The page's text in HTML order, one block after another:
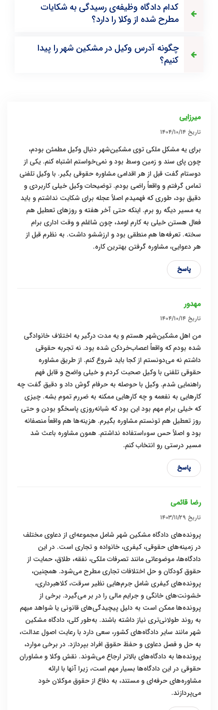
کدام دادگاه وظیفه‌ی رسیدگی به شکایات
مطرح شده از وکلا را دارد؟
چگونه آدرس وکیل در مشکین شهر را پیدا
کنیم؟
میرزایی
تاریخ ۱۴۰۴/۱۰/۱۴
برای یه مشکل ملکی توی مشکین‌شهر دنبال وکیل مطمئن بودم،
چون پای سند و زمین وسط بود و نمی‌خواستم اشتباه کنم. یکی از
دوستام گفت قبل از هر اقدامی مشاوره حقوقی بگیر. با وکیل تلفنی
تماس گرفتم و واقعاً راضی بودم. توضیحات وکیل خیلی کاربردی و
دقیق بود، طوری که فهمیدم اصلاً عجله برای شکایت نداشتم و باید
یه مسیر دیگه رو برم. اینکه حتی آخر هفته و روزهای تعطیل هم
فعال هستن خیلی به کارم اومد، چون شاغلم و وقت اداری برام
سخته. تعرفه‌ها هم منطقی بود و ارزششو داشت. به نظرم قبل از
هر دعوایی، مشاوره گرفتن بهترین کاره.
پاسخ
مهدور
تاریخ ۱۴۰۴/۱۰/۱۴
من اهل مشکین‌شهر هستم و یه مدت درگیر یه اختلاف خانوادگی
شده بودم که واقعاً اعصاب‌خردکن شده بود. نه تجربه حقوقی
داشتم نه می‌دونستم از کجا باید شروع کنم. از طریق مشاوره
حقوقی تلفنی با وکیل صحبت کردم و خیلی واضح و قابل فهم
راهنمایی شدم. وکیل با حوصله به حرفام گوش داد و دقیق گفت چه
کارهایی به نفعمه و چه کارهایی ممکنه به ضررم تموم بشه. چیزی
که خیلی برام مهم بود این بود که شبانه‌روزی پاسخگو بودن و حتی
روز تعطیل هم تونستم مشاوره بگیرم. هزینه‌ها هم واقعاً منصفانه
بود و اصلاً حس سوءاستفاده نداشتم. همون مشاوره باعث شد
مسیر درستی رو انتخاب کنم.
پاسخ
رضا قائمی
تاریخ ۱۴۰۳/۱۱/۲۹
پرونده‌های دادگاه مشکین شهر شامل مجموعه‌ای از دعاوی مختلف
در زمینه‌های حقوقی، کیفری، خانواده و تجاری است. در این
دادگاه‌ها، موضوعاتی مانند تصرفات ملکی، نفقه، طلاق، حمایت از
حقوق کودکان و حل اختلافات تجاری مطرح می‌شود. همچنین،
پرونده‌های کیفری شامل جرم‌هایی نظیر سرقت، کلاهبرداری،
خشونت‌های خانگی و جرایم مالی را در بر می‌گیرد. برخی از
پرونده‌ها ممکن است به دلیل پیچیدگی‌های قانونی یا شواهد مبهم
به روند طولانی‌تری نیاز داشته باشند. به‌طور کلی، دادگاه مشکین
شهر مانند سایر دادگاه‌های کشور، سعی دارد با رعایت اصول عدالت،
به حل و فصل دعاوی و حفظ حقوق افراد بپردازد. در برخی موارد،
پرونده‌ها به دادگاه‌های بالاتر ارجاع می‌شوند. نقش وکلا و مشاوران
حقوقی در این دادگاه‌ها بسیار مهم است، زیرا آنها با ارائه
مشاوره‌های حرفه‌ای و مستند، به دفاع از حقوق موکلان خود
می‌پردازند.